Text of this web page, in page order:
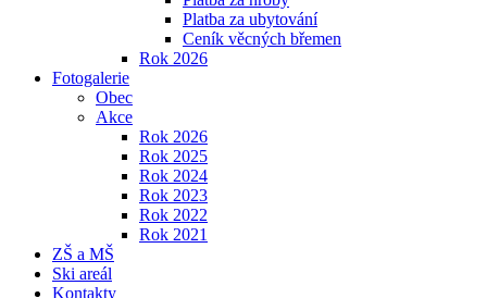
Platba za ubytování
Ceník věcných břemen
Rok 2026
Fotogalerie
Obec
Akce
Rok 2026
Rok 2025
Rok 2024
Rok 2023
Rok 2022
Rok 2021
ZŠ a MŠ
Ski areál
Kontakty